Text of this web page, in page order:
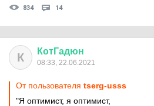
834 14
К КотГадюн
08:33, 22.06.2021
От пользователя tserg-usss
"Я оптимист, я оптимист,